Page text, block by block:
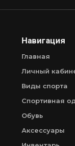
Навигация
Главная
Личный
Виды спорта
Спортивная
Обувь
Аксессуары